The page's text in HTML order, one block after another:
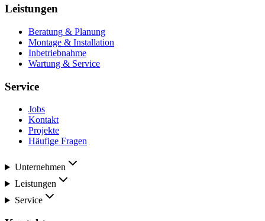
Leistungen
Beratung & Planung
Montage & Installation
Inbetriebnahme
Wartung & Service
Service
Jobs
Kontakt
Projekte
Häufige Fragen
Unternehmen
Leistungen
Service